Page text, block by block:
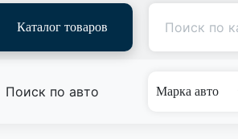
Каталог товаров
Поиск по авто Марка авто